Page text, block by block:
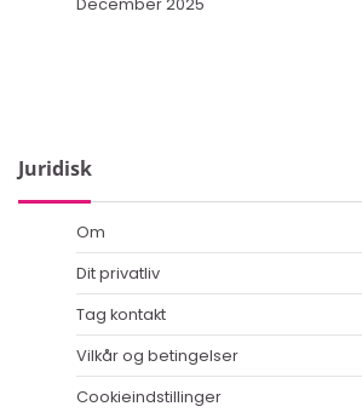
Juridisk
Om
Dit privatliv
Tag kontakt
Vilkår og betingelser
Cookieindstillinger